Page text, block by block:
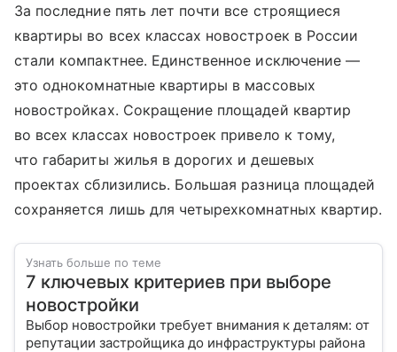
За последние пять лет почти все строящиеся
квартиры во всех классах новостроек в России
стали компактнее. Единственное исключение —
это однокомнатные квартиры в массовых
новостройках. Сокращение площадей квартир
во всех классах новостроек привело к тому,
что габариты жилья в дорогих и дешевых
проектах сблизились. Большая разница площадей
сохраняется лишь для четырехкомнатных квартир.
Узнать больше по теме
7 ключевых критериев при выборе
новостройки
Выбор новостройки требует внимания к деталям: от
репутации застройщика до инфраструктуры района